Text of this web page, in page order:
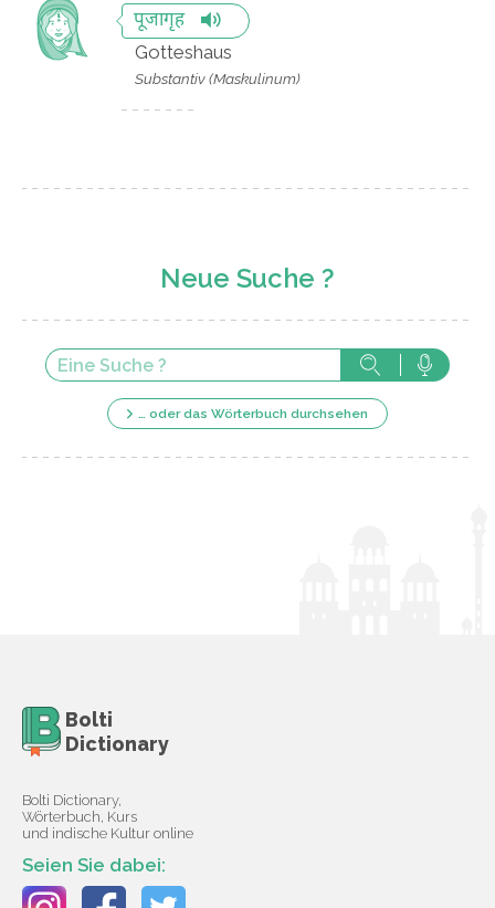
पूजागृह
Gotteshaus
Substantiv (Maskulinum)
Neue Suche ?
… oder das Wörterbuch durchsehen
Bolti
Dictionary
Bolti Dictionary,
Wörterbuch, Kurs
und indische Kultur online
Seien Sie dabei: